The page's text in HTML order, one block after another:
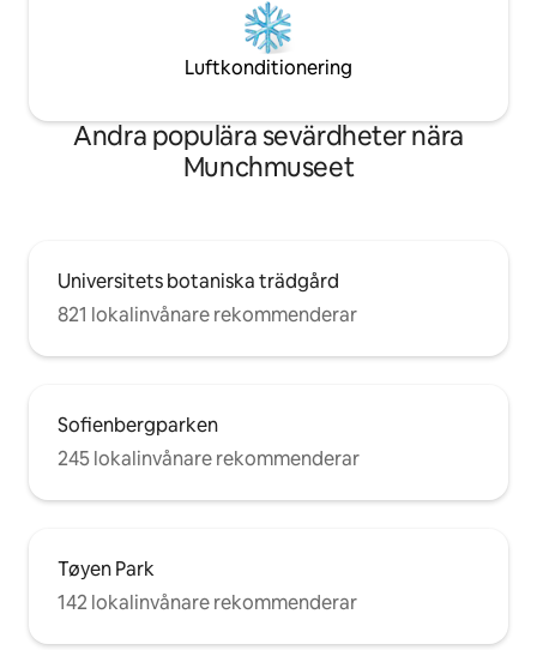
Luftkonditionering
Andra populära sevärdheter nära
Munchmuseet
Universitets botaniska trädgård
821 lokalinvånare rekommenderar
Sofienbergparken
245 lokalinvånare rekommenderar
Tøyen Park
142 lokalinvånare rekommenderar